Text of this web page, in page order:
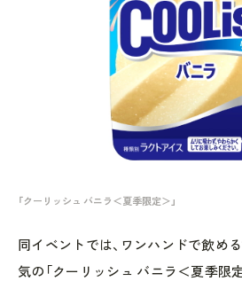
「クーリッシュ バニラ＜夏季限定＞」
同イベントでは、ワンハンドで飲め
気の「クーリッシュ バニラ＜夏季限